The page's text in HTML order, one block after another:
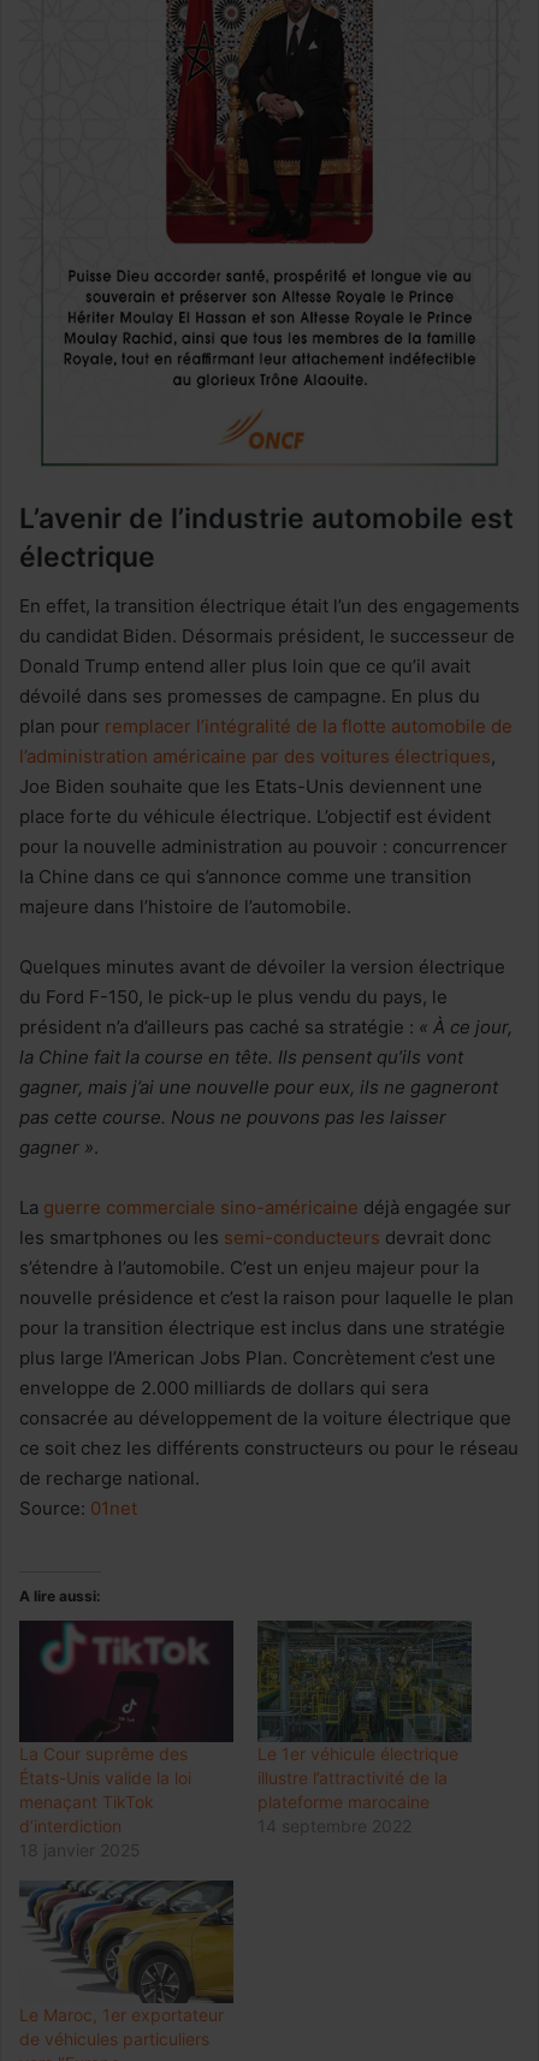
L’avenir de l’industrie automobile est
électrique
En effet, la transition électrique était l’un des engagements
du candidat Biden. Désormais président, le successeur de
Donald Trump entend aller plus loin que ce qu’il avait
dévoilé dans ses promesses de campagne. En plus du
plan pour remplacer l’intégralité de la flotte automobile de
l’administration américaine par des voitures électriques,
Joe Biden souhaite que les Etats-Unis deviennent une
place forte du véhicule électrique. L’objectif est évident
pour la nouvelle administration au pouvoir : concurrencer
la Chine dans ce qui s’annonce comme une transition
majeure dans l’histoire de l’automobile.
Quelques minutes avant de dévoiler la version électrique
du Ford F-150, le pick-up le plus vendu du pays, le
président n’a d’ailleurs pas caché sa stratégie : « À ce jour,
la Chine fait la course en tête. Ils pensent qu’ils vont
gagner, mais j’ai une nouvelle pour eux, ils ne gagneront
pas cette course. Nous ne pouvons pas les laisser
gagner ».
La guerre commerciale sino-américaine déjà engagée sur
les smartphones ou les semi-conducteurs devrait donc
s’étendre à l’automobile. C’est un enjeu majeur pour la
nouvelle présidence et c’est la raison pour laquelle le plan
pour la transition électrique est inclus dans une stratégie
plus large l’American Jobs Plan. Concrètement c’est une
enveloppe de 2.000 milliards de dollars qui sera
consacrée au développement de la voiture électrique que
ce soit chez les différents constructeurs ou pour le réseau
de recharge national.
Source: 01net
A lire aussi:
La Cour suprême des
États-Unis valide la loi
menaçant TikTok
d’interdiction
18 janvier 2025
Le 1er véhicule électrique
illustre l’attractivité de la
plateforme marocaine
14 septembre 2022
Le Maroc, 1er exportateur
de véhicules particuliers